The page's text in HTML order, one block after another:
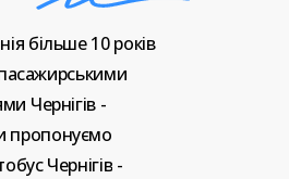
більше10років
Чернігів -
пропонуємо
Чернігів -